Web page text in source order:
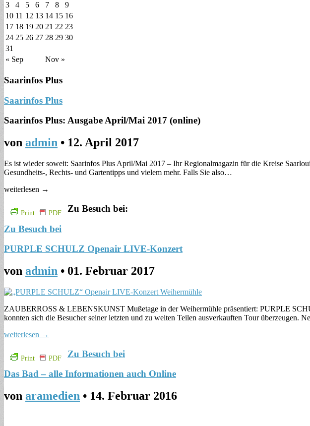
« Sep Nov »
3
4 5 6 7 8
9
10 11 12 13 14 15 16
17 18 19 20 21 22 23
24 25 26 27 28 29 30
31
Saarinfos Plus
Saarinfos Plus
Saarinfos Plus: Ausgabe April/Mai 2017 (online)
von admin • 12. April 2017
Es ist wieder soweit: Saarinfos Plus April/Mai 2017 – Ihr Regionalmagazin für die Kreise
Gesundheits-, Rechts- und Gartentipps und vielem mehr. Falls Sie also…
weiterlesen →
Print PDF
Zu Besuch bei:
Zu Besuch bei
PURPLE SCHULZ Openair LIVE-Konzert
von admin • 01. Februar 2017
ZAUBERROSS & LEBENSKUNST Mußetage in der Weihermühle präsentiert: PURPLE
konnten sich die Besucher seiner letzten und zu weiten Teilen ausverkauften Tour überzeugen.
weiterlesen →
Print PDF
Zu Besuch bei
Das Bad – alle Informationen auch Online
von aramedien • 14. Februar 2016